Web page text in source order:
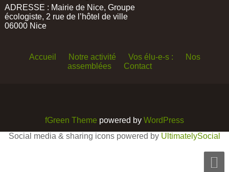
ADRESSE : Mairie de Nice, Groupe
écologiste, 2 rue de l’hôtel de ville
06000 Nice
Accueil Notre activité Vos élu-e-s :
Nos
assemblées
Contact
fGreen Theme powered by WordPress
Social media & sharing icons powered by UltimatelySocial